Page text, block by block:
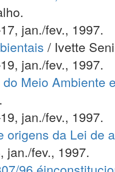
jan./fev., 1997.
/ Ivette
jan./fev., 1997.
Meio Ambiente
jan./fev., 1997.
origens da Lei de
jan./fev., 1997.